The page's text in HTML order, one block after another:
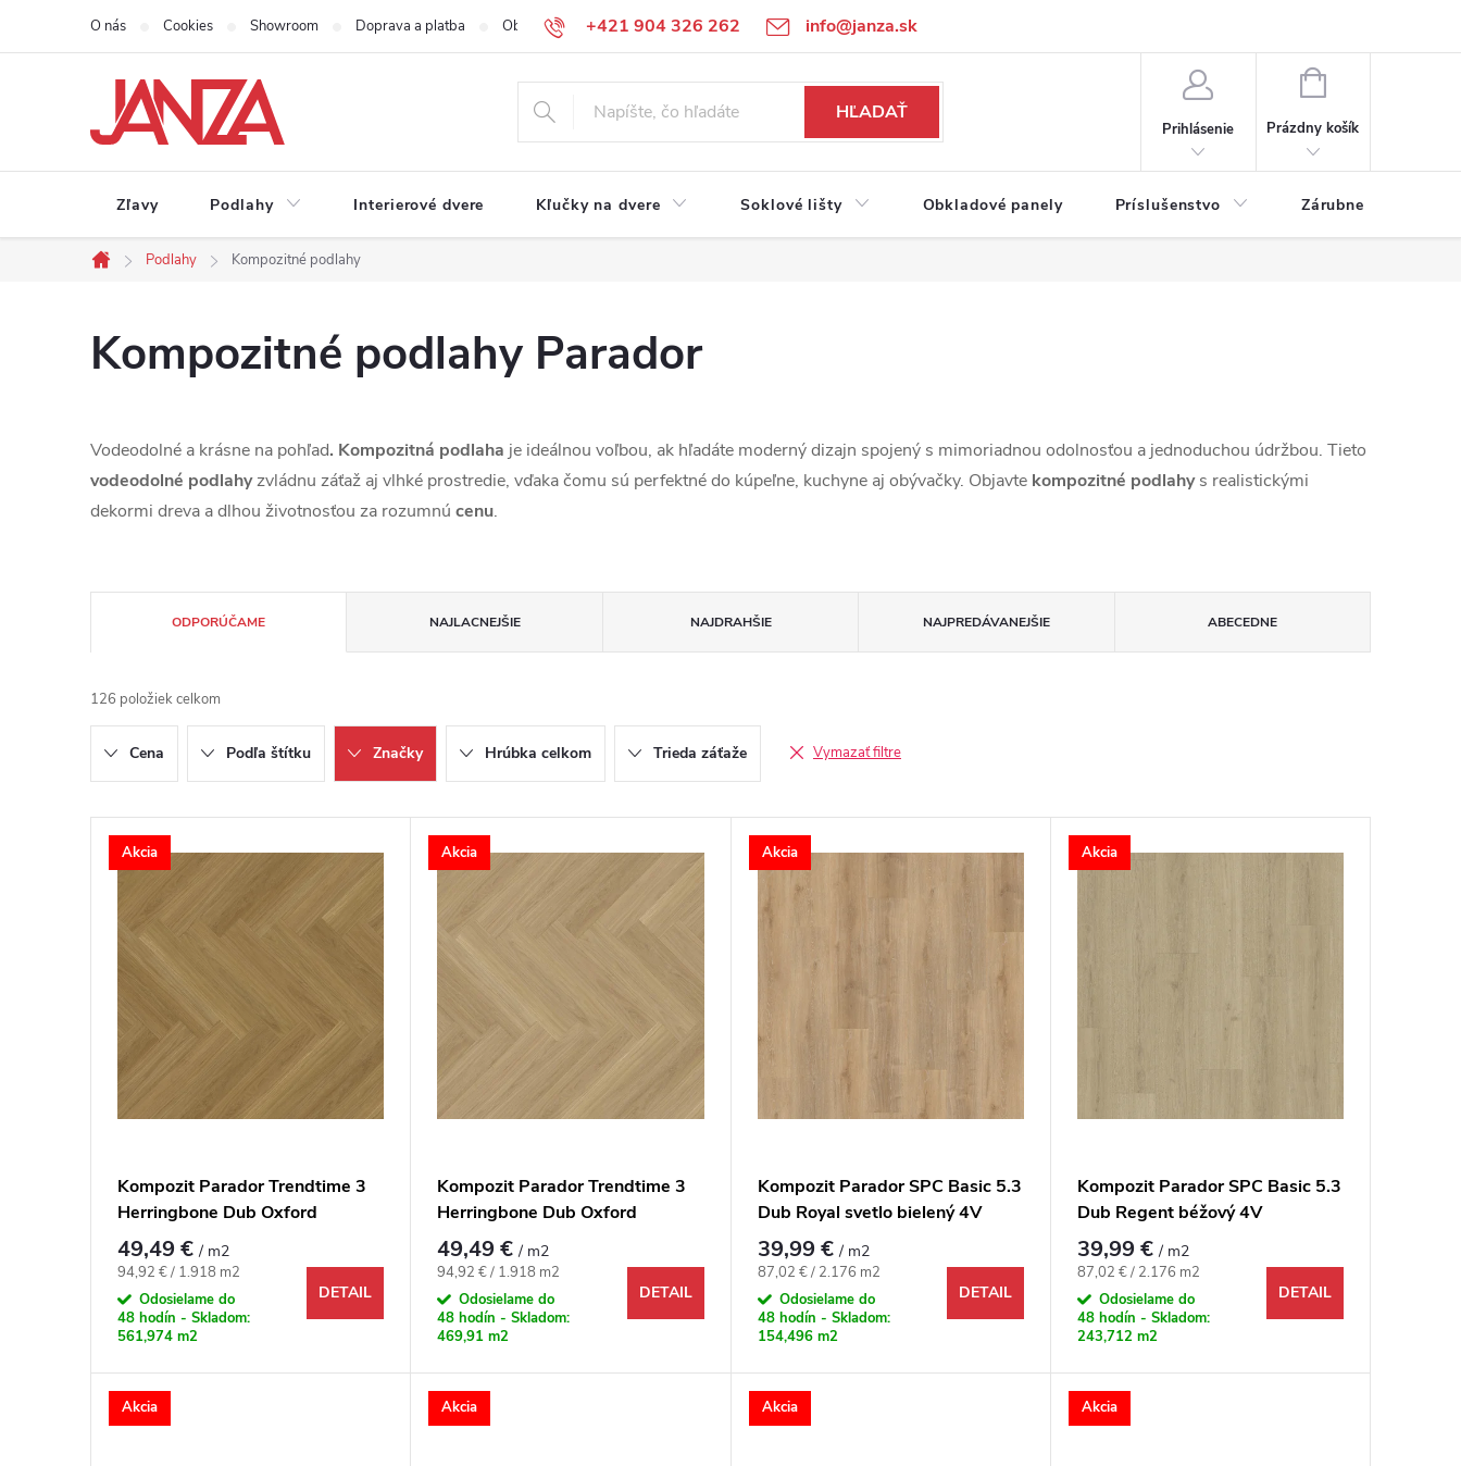
Prejsť na obsah +421 904 326 262 info@janza.sk
O nás Cookies Showroom Doprava a platba Obchodné podmienky Reklamačné podmienky Podmienky ochrany osobných údajov
HĽADAŤ
Prihlásenie
NÁKUPNÝ KOŠÍK
Prázdny košík
Zľavy Podlahy Interierové dvere Kľučky na dvere Soklové lišty Obkladové panely Príslušenstvo Zárubne
Domov
Podlahy Kompozitné podlahy
Kompozitné podlahy Parador
Vodeodolné a krásne na pohľad. Kompozitná podlaha je ideálnou voľbou, ak hľadáte moderný dizajn spojený s mimoriadnou odolnosťou a jednoduchou údržbou. Tieto
vodeodolné podlahyzvládnu záťaž aj vlhké prostredie, vďaka čomu sú perfektné do kúpeľne, kuchyne aj obývačky. Objavte kompozitné podlahys realistickými
dekormi dreva a dlhou životnosťou za rozumnú cenu.
Radenie produktov
ODPORÚČAME NAJLACNEJŠIE NAJDRAHŠIE NAJPREDÁVANEJŠIE ABECEDNE
126 položiek celkom
Cena Podľa štítku Značky Hrúbka celkom Trieda záťaže Vymazať filtre
Výpis produktov
Akcia
Kompozit Parador Trendtime 3
Herringbone Dub Oxford
karamelovo-hnedý M4V
49,49 €/ m2
Jednotková cena:
94,92 € / 1.918 m2
Odosielame do
48 hodín - Skladom:
561,974 m2
DETAIL
Akcia
Kompozit Parador Trendtime 3
Herringbone Dub Oxford
prírodný M4V
49,49 €/ m2
Jednotková cena:
94,92 € / 1.918 m2
Odosielame do
48 hodín - Skladom:
469,91 m2
DETAIL
Akcia
Kompozit Parador SPC Basic 5.3
Dub Royal svetlo bielený 4V
39,99 €/ m2
Jednotková cena:
87,02 € / 2.176 m2
Odosielame do
48 hodín - Skladom:
154,496 m2
DETAIL
Akcia
Kompozit Parador SPC Basic 5.3
Dub Regent béžový 4V
39,99 €/ m2
Jednotková cena:
87,02 € / 2.176 m2
Odosielame do
48 hodín - Skladom:
243,712 m2
DETAIL
Akcia Akcia Akcia Akcia